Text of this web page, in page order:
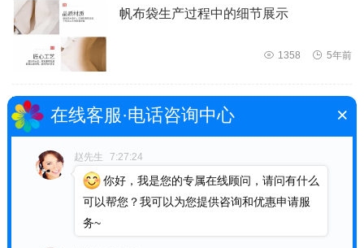
帆布袋生产过程中的细节展示
 1358  5年前
帆布袋生产厂家为您介绍一下帆布袋的
实用又环保的帆布袋是商家首选的宣传
在线客服·电话咨询中心 ×
赵先生 7:27:24
你好，我是您的专属在线顾问，请问有什么
可以帮您？我可以为您提供咨询和优惠申请服
务~